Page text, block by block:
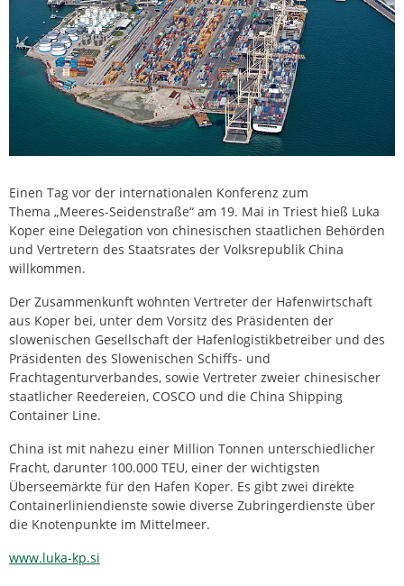
Einen Tag vor der internationalen Konferenz zum
Thema „Meeres-Seidenstraße“ am 19. Mai in Triest hieß Luka
Koper eine Delegation von chinesischen staatlichen Behörden
und Vertretern des Staatsrates der Volksrepublik China
willkommen.
Der Zusammenkunft wohnten Vertreter der Hafenwirtschaft
aus Koper bei, unter dem Vorsitz des Präsidenten der
slowenischen Gesellschaft der Hafenlogistikbetreiber und des
Präsidenten des Slowenischen Schiffs- und
Frachtagenturverbandes, sowie Vertreter zweier chinesischer
staatlicher Reedereien, COSCO und die China Shipping
Container Line.
China ist mit nahezu einer Million Tonnen unterschiedlicher
Fracht, darunter 100.000 TEU, einer der wichtigsten
Überseemärkte für den Hafen Koper. Es gibt zwei direkte
Containerliniendienste sowie diverse Zubringerdienste über
die Knotenpunkte im Mittelmeer.
www.luka-kp.si